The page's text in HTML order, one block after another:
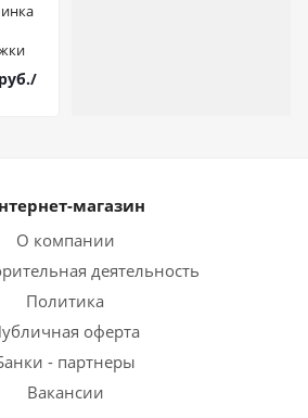
CT-
руб./
магазин
О компании
деятельность
Политика
оферта
- партнеры
Вакансии